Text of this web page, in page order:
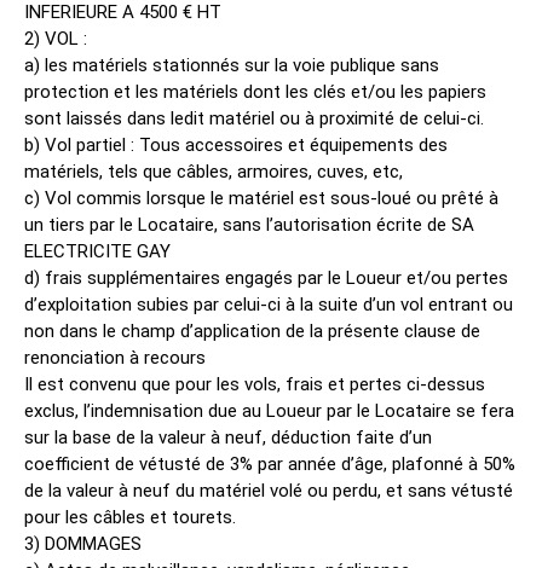
INFERIEURE A 4500 € HT
2) VOL :
a) les matériels stationnés sur la voie publique sans
protection et les matériels dont les clés et/ou les papiers
sont laissés dans ledit matériel ou à proximité de celui-ci.
b) Vol partiel : Tous accessoires et équipements des
matériels, tels que câbles, armoires, cuves, etc,
c) Vol commis lorsque le matériel est sous-loué ou prêté à
un tiers par le Locataire, sans l’autorisation écrite de SA
ELECTRICITE GAY
d) frais supplémentaires engagés par le Loueur et/ou pertes
d’exploitation subies par celui-ci à la suite d’un vol entrant ou
non dans le champ d’application de la présente clause de
renonciation à recours
Il est convenu que pour les vols, frais et pertes ci-dessus
exclus, l’indemnisation due au Loueur par le Locataire se fera
sur la base de la valeur à neuf, déduction faite d’un
coefficient de vétusté de 3% par année d’âge, plafonné à 50%
de la valeur à neuf du matériel volé ou perdu, et sans vétusté
pour les câbles et tourets.
3) DOMMAGES